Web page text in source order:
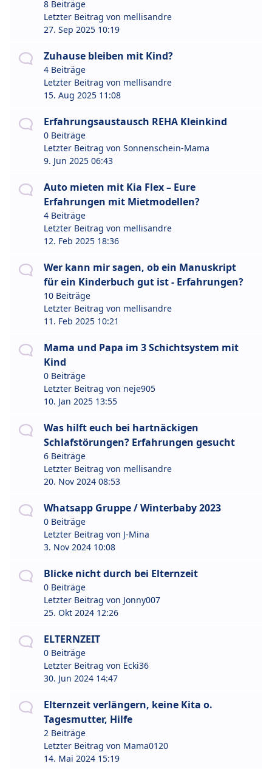
8 Beiträge
Letzter Beitrag von mellisandre
27. Sep 2025 10:19
Zuhause bleiben mit Kind?
4 Beiträge
Letzter Beitrag von mellisandre
15. Aug 2025 11:08
Erfahrungsaustausch REHA Kleinkind
0 Beiträge
Letzter Beitrag von Sonnenschein-Mama
9. Jun 2025 06:43
Auto mieten mit Kia Flex – Eure
Erfahrungen mit Mietmodellen?
4 Beiträge
Letzter Beitrag von mellisandre
12. Feb 2025 18:36
Wer kann mir sagen, ob ein Manuskript
für ein Kinderbuch gut ist - Erfahrungen?
10 Beiträge
Letzter Beitrag von mellisandre
11. Feb 2025 10:21
Mama und Papa im 3 Schichtsystem mit
Kind
0 Beiträge
Letzter Beitrag von neje905
10. Jan 2025 13:55
Was hilft euch bei hartnäckigen
Schlafstörungen? Erfahrungen gesucht
6 Beiträge
Letzter Beitrag von mellisandre
20. Nov 2024 08:53
Whatsapp Gruppe / Winterbaby 2023
0 Beiträge
Letzter Beitrag von J-Mina
3. Nov 2024 10:08
Blicke nicht durch bei Elternzeit
0 Beiträge
Letzter Beitrag von Jonny007
25. Okt 2024 12:26
ELTERNZEIT
0 Beiträge
Letzter Beitrag von Ecki36
30. Jun 2024 14:47
Elternzeit verlängern, keine Kita o.
Tagesmutter, Hilfe
2 Beiträge
Letzter Beitrag von Mama0120
14. Mai 2024 15:19